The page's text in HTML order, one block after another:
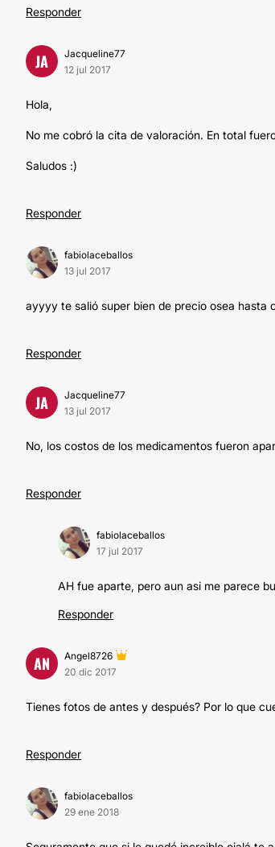
Responder
JA
Jacqueline77
12 jul 2017
Hola,
No me cobró la cita de valoración. En total
Saludos :)
Responder
fabiolaceballos
13 jul 2017
ayyyy te salió super bien de precio osea hasta
Responder
JA
Jacqueline77
13 jul 2017
No, los costos de los medicamentos fueron
Responder
fabiolaceballos
17 jul 2017
AH fue aparte, pero aun asi me parece
Responder
AN
Angel8726
20 dic 2017
Tienes fotos de antes y después? Por lo que
Responder
fabiolaceballos
29 ene 2018